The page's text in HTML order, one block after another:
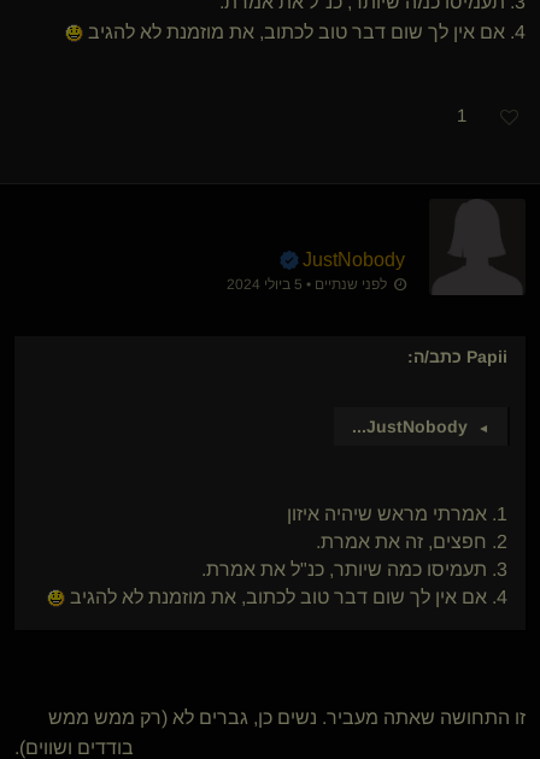
4. אם אין לך שום דבר טוב לכתוב, את מוזמנת לא להגיב
1
JustNobody
לפני שנתיים • 5 ביולי 2024
Papii כתב/ה:
►
JustNobody
...
1. אמרתי מראש שיהיה איזון
2. חפצים, זה את אמרת.
3. תעמיסו כמה שיותר, כנ"ל את אמרת.
4. אם אין לך שום דבר טוב לכתוב, את מוזמנת לא להגיב
זו התחושה שאתה מעביר. נשים כן, גברים לא (רק ממש ממש
בודדים ושווים).